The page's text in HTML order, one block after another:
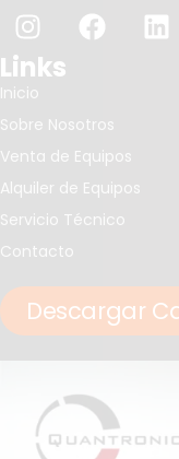
Links
Inicio
Sobre Nosotros
Venta de Equipos
Alquiler de Equipos
Servicio Técnico
Contacto
Descargar